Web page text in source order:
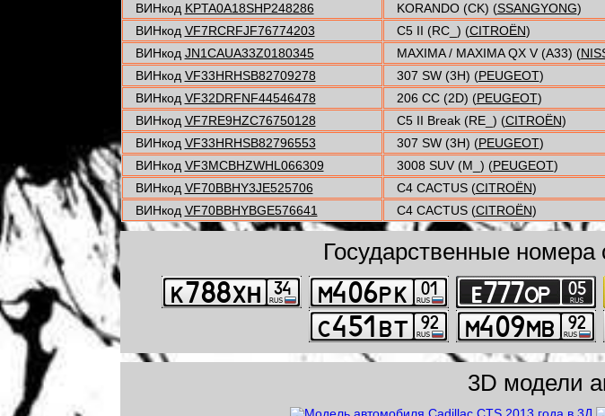
ВИНкод KPTA0A18SHP248286 KORANDO (CK) (SSANGYONG)
ВИНкод VF7RCRFJF76774203 C5 II (RC_) (CITROËN)
ВИНкод JN1CAUA33Z0180345 MAXIMA / MAXIMA QX V (A33) (
ВИНкод VF33HRHSB82709278 307 SW (3H) (PEUGEOT)
ВИНкод VF32DRFNF44546478 206 CC (2D) (PEUGEOT)
ВИНкод VF7RE9HZC76750128 C5 II Break (RE_) (CITROËN)
ВИНкод VF33HRHSB82796553 307 SW (3H) (PEUGEOT)
ВИНкод VF3MCBHZWHL066309 3008 SUV (M_) (PEUGEOT)
ВИНкод VF70BBHY3JE525706 C4 CACTUS (CITROËN)
ВИНкод VF70BBHYBGE576641 C4 CACTUS (CITROËN)
Государственные номера
3D модели